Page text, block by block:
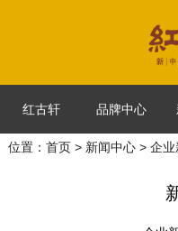
红古轩 品牌中心
位置： 首页> 新闻中心> 企业